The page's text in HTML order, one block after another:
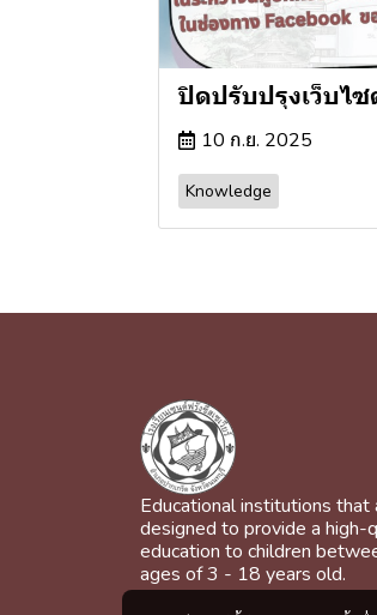
ปิดปรับปรุงเว็บไ
10 ก.ย. 2025
Knowledge
Educational institutions that
designed to provide a high-
education to children
ages of 3 - 18 years old.